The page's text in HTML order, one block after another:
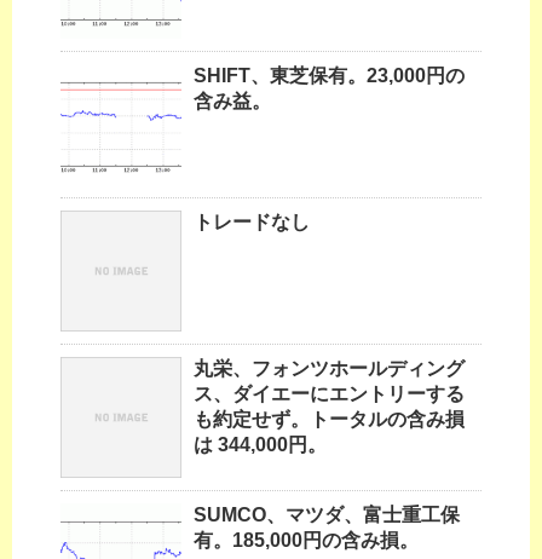
SHIFT、東芝保有。23,000円の
含み益。
トレードなし
丸栄、フォンツホールディング
ス、ダイエーにエントリーする
も約定せず。トータルの含み損
は 344,000円。
SUMCO、マツダ、富士重工保
有。185,000円の含み損。